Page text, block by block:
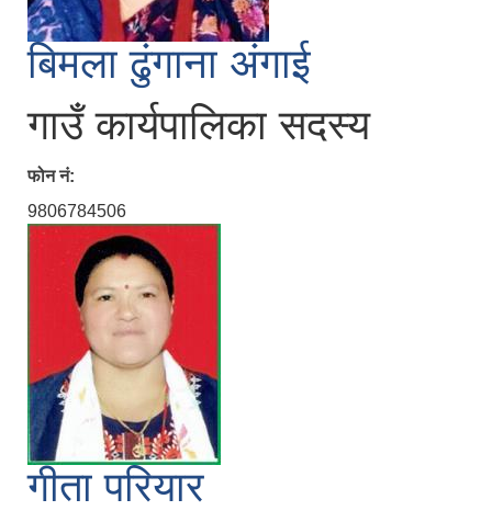
बिमला ढुंगाना अंगाई
गाउँ कार्यपालिका सदस्य
फोन नं:
9806784506
गीता परियार